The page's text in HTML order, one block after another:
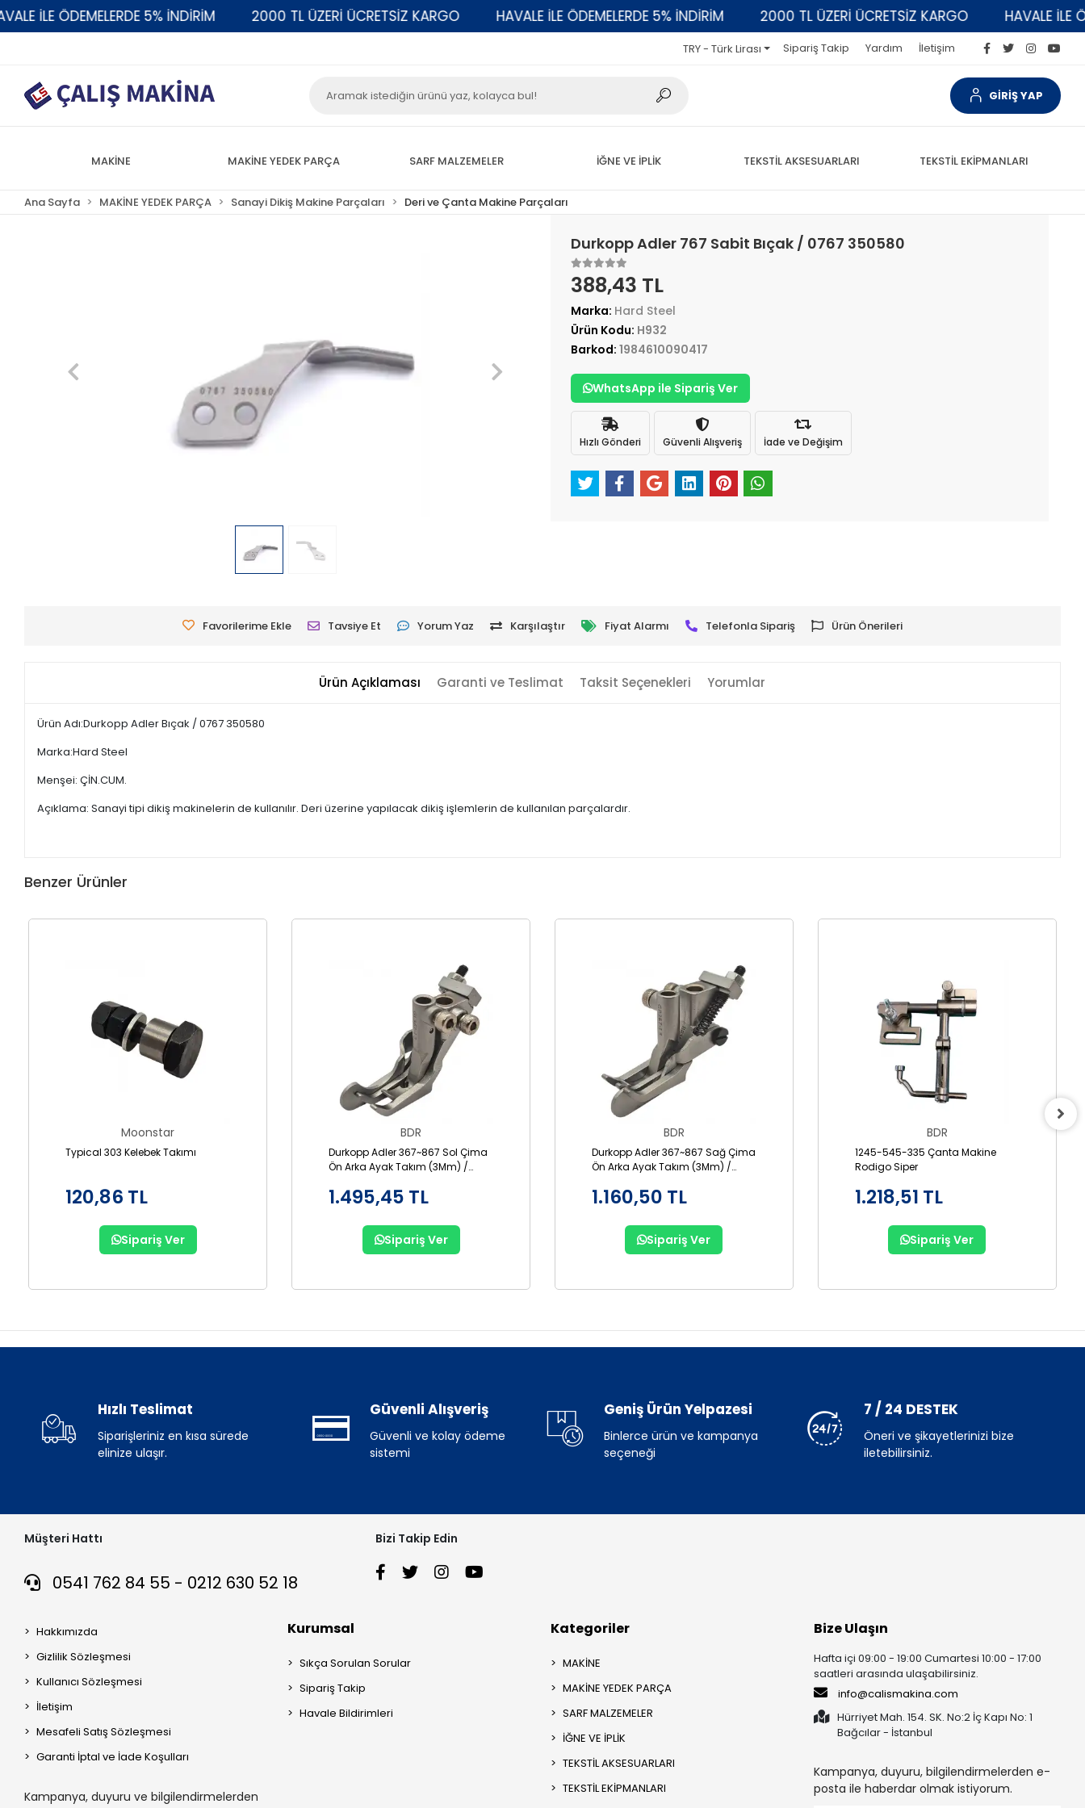
İLE ÖDEMELERDE 5% İNDİRİM 2000 TL ÜZERİ ÜCRETSİZ KARGO HAVALE İLE ÖDEMELERDE 5% İNDİRİM 2000 TL ÜZERİ ÜCRETSİZ KARGO HAVALE İLE
TRY - Türk Lirası Sipariş Takip Yardım İletişim
GİRİŞ YAP
MAKİNE MAKİNE YEDEK PARÇA SARF MALZEMELER İĞNE VE İPLİK TEKSTİL AKSESUARLARI TEKSTİL EKİPMANLARI
Ana Sayfa MAKİNE YEDEK PARÇA Sanayi Dikiş Makine Parçaları Deri ve Çanta Makine Parçaları
Durkopp Adler 767 Sabit Bıçak / 0767 350580
388,43 TL
Marka: Hard Steel
Ürün Kodu: H932
Barkod: 1984610090417
WhatsApp ile Sipariş Ver
Hızlı Gönderi Güvenli Alışveriş İade ve Değişim
Favorilerime Ekle Tavsiye Et Yorum Yaz Karşılaştır Fiyat Alarmı Telefonla Sipariş Ürün Önerileri
Ürün Açıklaması Garanti ve Teslimat Taksit Seçenekleri Yorumlar
Ürün Adı:Durkopp Adler Bıçak / 0767 350580
Marka:Hard Steel
Menşei: ÇİN.CUM.
Açıklama: Sanayi tipi dikiş makinelerin de kullanılır. Deri üzerine yapılacak dikiş işlemlerin de kullanılan parçalardır.
Benzer Ürünler
Moonstar
Typical 303 Kelebek Takımı
120,86 TL
Sipariş Ver
BDR
Durkopp Adler 367~867 Sol Çima
Ön Arka Ayak Takım (3Mm) /
1.495,45 TL
Sipariş Ver
BDR
Durkopp Adler 367~867 Sağ Çima
Ön Arka Ayak Takım (3Mm) /
1.160,50 TL
Sipariş Ver
BDR
1245-545-335 Çanta Makine
Rodigo Siper
1.218,51 TL
Sipariş Ver
Hızlı Teslimat
Siparişleriniz en kısa sürede
elinize ulaşır.
Güvenli Alışveriş
Güvenli ve kolay ödeme
sistemi
Geniş Ürün Yelpazesi
Binlerce ürün ve kampanya
seçeneği
7 / 24 DESTEK
Öneri ve şikayetlerinizi bize
iletebilirsiniz.
Müşteri Hattı
0541 762 84 55 - 0212 630 52 18
Bizi Takip Edin
Hakkımızda
Gizlilik Sözleşmesi
Kullanıcı Sözleşmesi
İletişim
Mesafeli Satış Sözleşmesi
Garanti İptal ve İade Koşulları
Kampanya, duyuru ve bilgilendirmelerden
Kurumsal
Sıkça Sorulan Sorular
Sipariş Takip
Havale Bildirimleri
Kategoriler
MAKİNE
MAKİNE YEDEK PARÇA
SARF MALZEMELER
İĞNE VE İPLİK
TEKSTİL AKSESUARLARI
TEKSTİL EKİPMANLARI
Bize Ulaşın
Hafta içi 09:00 - 19:00 Cumartesi 10:00 - 17:00
saatleri arasında ulaşabilirsiniz.
info@calismakina.com
Hürriyet Mah. 154. SK. No:2 İç Kapı No: 1
Bağcılar - İstanbul
Kampanya, duyuru, bilgilendirmelerden e-
posta ile haberdar olmak istiyorum.